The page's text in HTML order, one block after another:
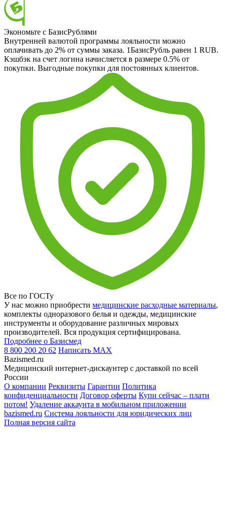
Экономьте с БазисРублями
Внутренней валютой программы лояльности можно
оплачивать до 2% от суммы заказа. 1БазисРубль равен 1 RUB.
Кэшбэк на счет логина начисляется в размере 0.5% от
покупки. Выгодные покупки для постоянных клиентов.
Все по ГОСТу
У нас можно приобрести медицинские расходные материалы,
комплекты одноразового белья и одежды, медицинские
инструменты и оборудование различных мировых
производителей. Вся продукция сертифицирована.
Подробнее о Базисмед
8 800 200 20 62 Написать MAX
Bazismed.ru
Медицинский интернет-дискаунтер с доставкой по всей
России
О компании Реквизиты Гарантии Политика
конфиденциальности Договор оферты Купи сейчас – плати
потом! Удаление аккаунта в мобильном приложении
bazismed.ru Система лояльности для юридических лиц
Полная версия сайта